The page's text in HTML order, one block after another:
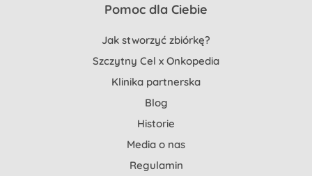
Pomoc dla Ciebie
Jak stworzyć zbiórkę?
Szczytny Cel x Onkopedia
Klinika partnerska
Blog
Historie
Media o nas
Regulamin